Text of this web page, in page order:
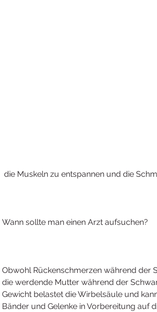
die Muskeln zu entspannen und die
Wann sollte man einen Arzt aufsuchen?
Obwohl Rückenschmerzen während der
die werdende Mutter während der
Gewicht belastet die Wirbelsäule und
Bänder und Gelenke in Vorbereitung auf